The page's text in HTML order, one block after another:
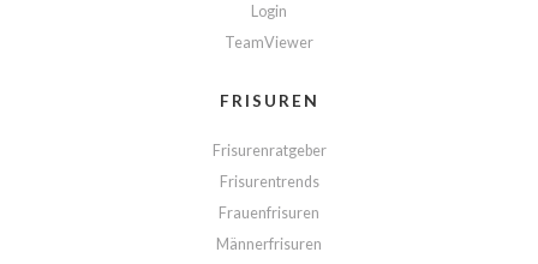
Login
TeamViewer
FRISUREN
Frisurenratgeber
Frisurentrends
Frauenfrisuren
Männerfrisuren